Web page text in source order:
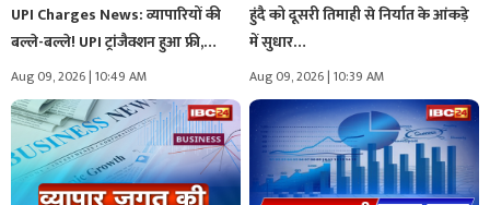
UPI Charges News: व्यापारियों की
बल्ले-बल्ले! UPI ट्रांजैक्शन हुआ फ्री,…
Aug 09, 2026 | 10:49 AM
हुंदै को दूसरी तिमाही से निर्यात के आंकड़े
में सुधार…
Aug 09, 2026 | 10:39 AM